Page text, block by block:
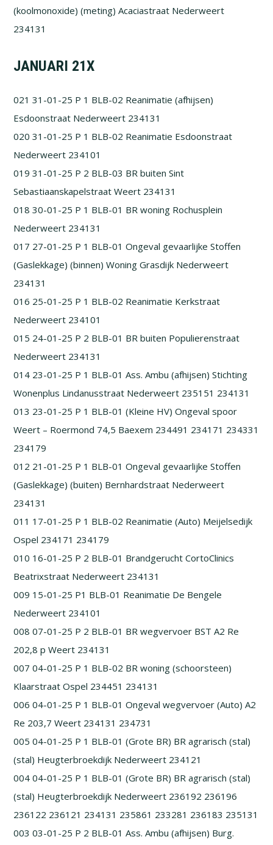
(koolmonoxide) (meting) Acaciastraat Nederweert
234131
JANUARI 21X
021 31-01-25 P 1 BLB-02 Reanimatie (afhijsen)
Esdoonstraat Nederweert 234131
020 31-01-25 P 1 BLB-02 Reanimatie Esdoonstraat
Nederweert 234101
019 31-01-25 P 2 BLB-03 BR buiten Sint
Sebastiaanskapelstraat Weert 234131
018 30-01-25 P 1 BLB-01 BR woning Rochusplein
Nederweert 234131
017 27-01-25 P 1 BLB-01 Ongeval gevaarlijke Stoffen
(Gaslekkage) (binnen) Woning Grasdijk Nederweert
234131
016 25-01-25 P 1 BLB-02 Reanimatie Kerkstraat
Nederweert 234101
015 24-01-25 P 2 BLB-01 BR buiten Populierenstraat
Nederweert 234131
014 23-01-25 P 1 BLB-01 Ass. Ambu (afhijsen) Stichting
Wonenplus Lindanusstraat Nederweert 235151 234131
013 23-01-25 P 1 BLB-01 (Kleine HV) Ongeval spoor
Weert – Roermond 74,5 Baexem 234491 234171 234331
234179
012 21-01-25 P 1 BLB-01 Ongeval gevaarlijke Stoffen
(Gaslekkage) (buiten) Bernhardstraat Nederweert
234131
011 17-01-25 P 1 BLB-02 Reanimatie (Auto) Meijelsedijk
Ospel 234171 234179
010 16-01-25 P 2 BLB-01 Brandgerucht CortoClinics
Beatrixstraat Nederweert 234131
009 15-01-25 P1 BLB-01 Reanimatie De Bengele
Nederweert 234101
008 07-01-25 P 2 BLB-01 BR wegvervoer BST A2 Re
202,8 p Weert 234131
007 04-01-25 P 1 BLB-02 BR woning (schoorsteen)
Klaarstraat Ospel 234451 234131
006 04-01-25 P 1 BLB-01 Ongeval wegvervoer (Auto) A2
Re 203,7 Weert 234131 234731
005 04-01-25 P 1 BLB-01 (Grote BR) BR agrarisch (stal)
(stal) Heugterbroekdijk Nederweert 234121
004 04-01-25 P 1 BLB-01 (Grote BR) BR agrarisch (stal)
(stal) Heugterbroekdijk Nederweert 236192 236196
236122 236121 234131 235861 233281 236183 235131
003 03-01-25 P 2 BLB-01 Ass. Ambu (afhijsen) Burg.